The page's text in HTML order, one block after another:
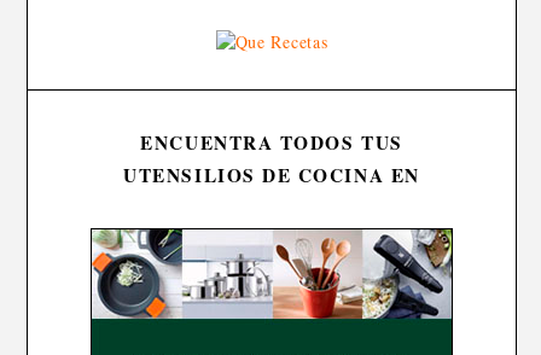
ENCUENTRA TODOS TUS
UTENSILIOS DE COCINA EN